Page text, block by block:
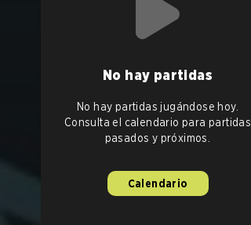
No hay partidas
No hay partidas jugándose hoy.
Consulta el calendario para partidas
pasados y próximos.
Calendario